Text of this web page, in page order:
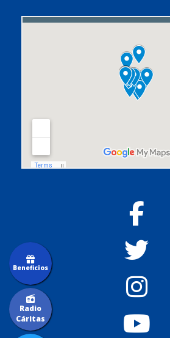
Radio
Cáritas
Beneficios